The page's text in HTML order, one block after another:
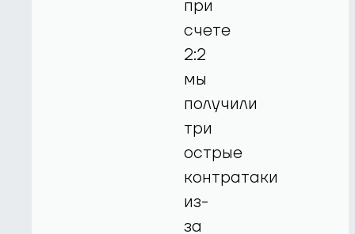
при
счете
2:2
мы
получили
три
острые
контратаки
из-
за